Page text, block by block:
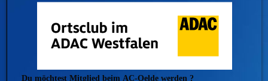
Du möchtest Mitglied beimAC-Oelde werden ?